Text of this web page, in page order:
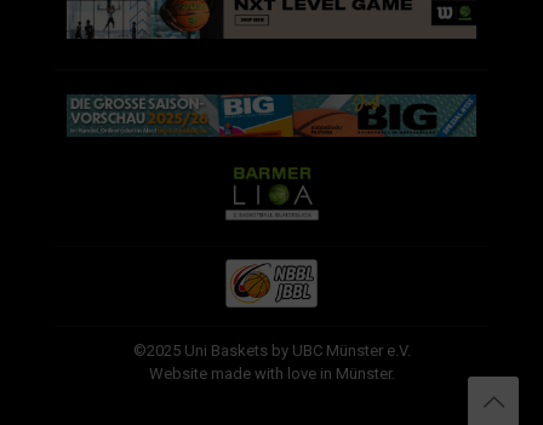
©2025 Uni Baskets by UBC Münster e.V.
Website made with love in Münster.